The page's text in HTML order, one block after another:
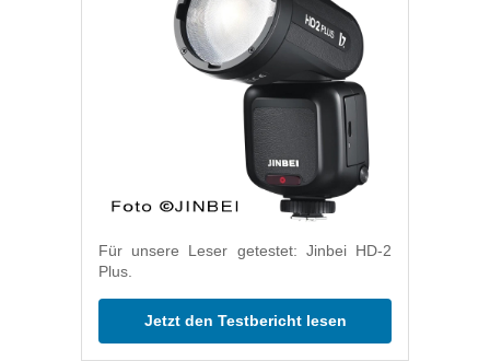
Für unsere Leser getestet: Jinbei HD-2
Plus.
Jetzt den Testbericht lesen